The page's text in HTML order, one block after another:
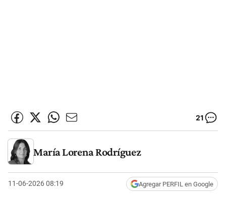
21
María Lorena Rodríguez
11-06-2026 08:19 Agregar PERFIL en Google